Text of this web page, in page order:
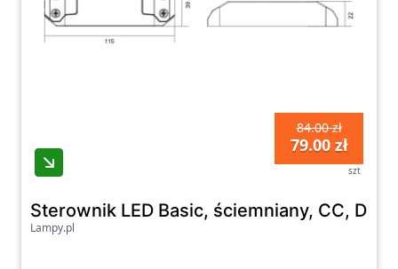
84.00 zł
79.00 zł
szt
Sterownik LED Basic, ściemniany, CC,
Lampy.pl